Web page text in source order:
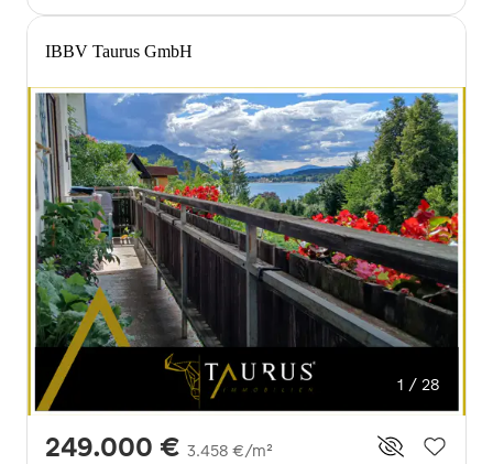
IBBV Taurus GmbH
1 / 28
249.000 € 3.458 €/m²